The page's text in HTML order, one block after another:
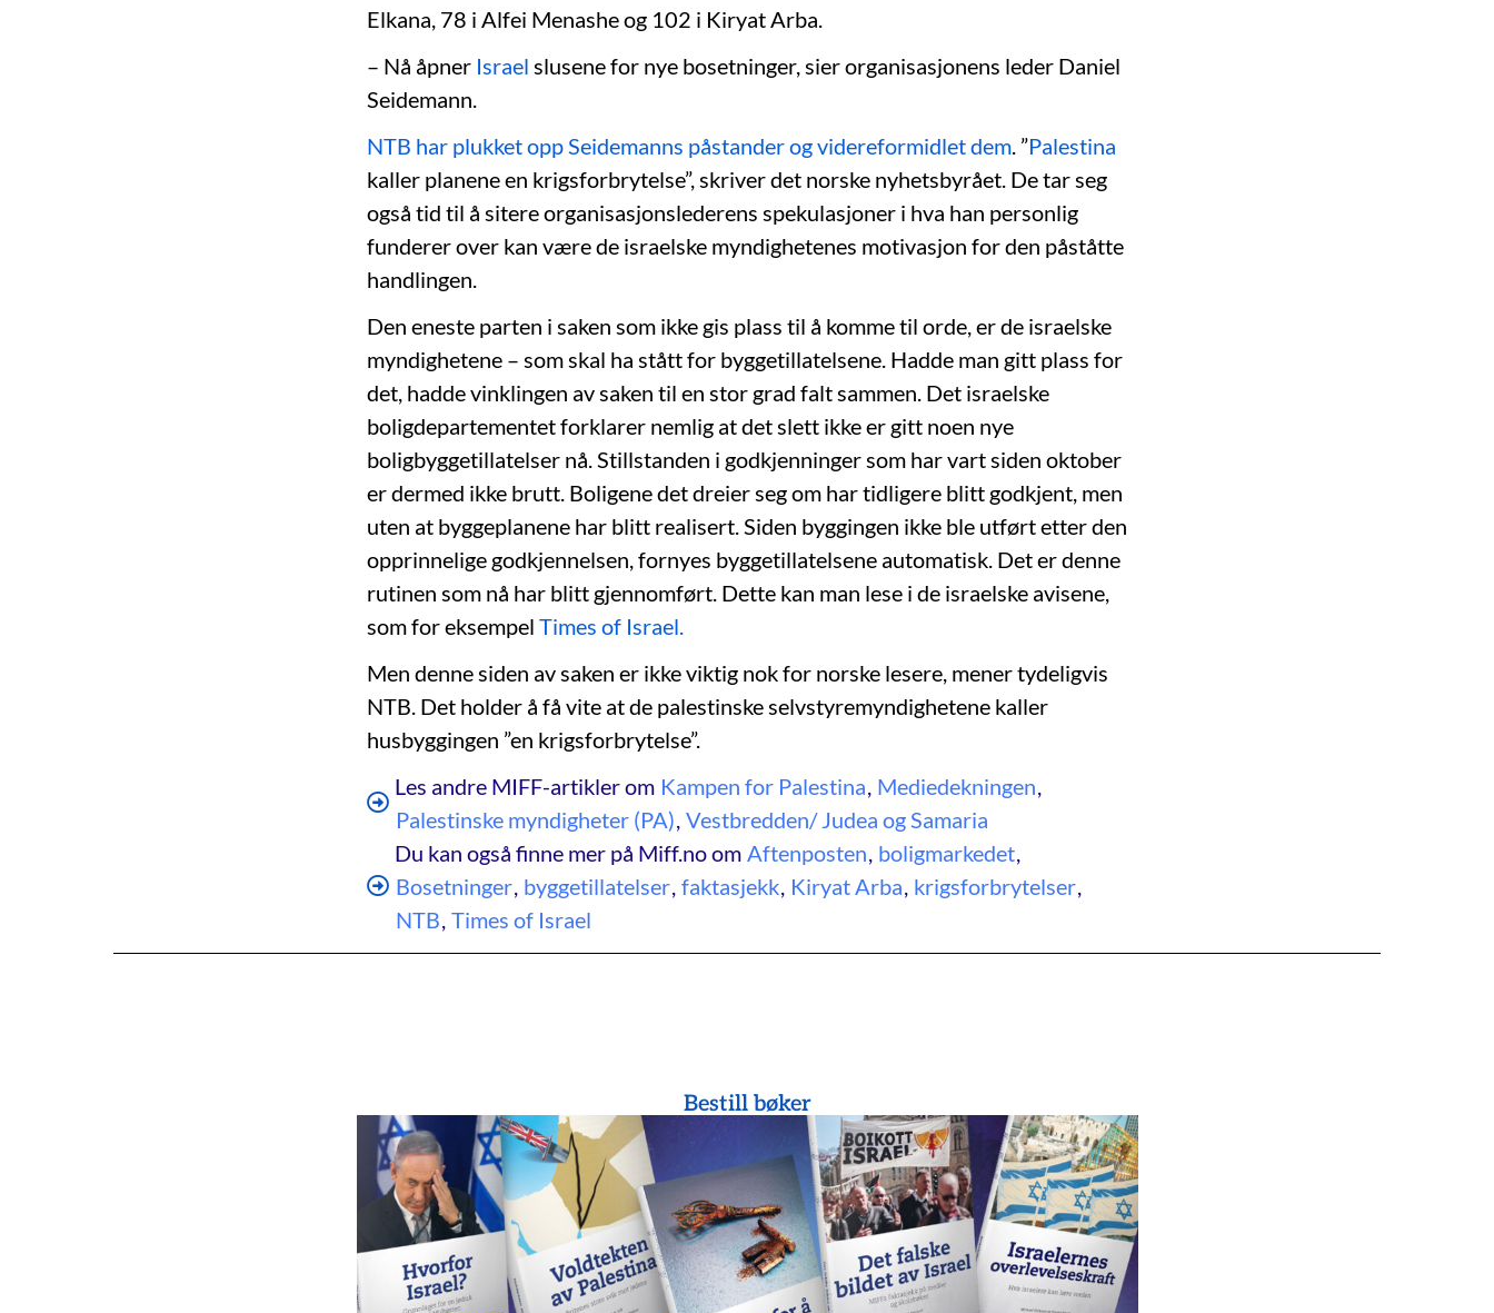
Elkana, 78 i Alfei Menashe og 102 i Kiryat Arba.
– Nå åpner Israel slusene for nye bosetninger, sier organisasjonens leder Daniel
Seidemann.
NTB har plukket opp Seidemanns påstander og videreformidlet dem. ”Palestina
kaller planene en krigsforbrytelse”, skriver det norske nyhetsbyrået. De tar seg
også tid til å sitere organisasjonslederens spekulasjoner i hva han personlig
funderer over kan være de israelske myndighetenes motivasjon for den påståtte
handlingen.
Den eneste parten i saken som ikke gis plass til å komme til orde, er de israelske
myndighetene – som skal ha stått for byggetillatelsene. Hadde man gitt plass for
det, hadde vinklingen av saken til en stor grad falt sammen. Det israelske
boligdepartementet forklarer nemlig at det slett ikke er gitt noen nye
boligbyggetillatelser nå. Stillstanden i godkjenninger som har vart siden oktober
er dermed ikke brutt. Boligene det dreier seg om har tidligere blitt godkjent, men
uten at byggeplanene har blitt realisert. Siden byggingen ikke ble utført etter den
opprinnelige godkjennelsen, fornyes byggetillatelsene automatisk. Det er denne
rutinen som nå har blitt gjennomført. Dette kan man lese i de israelske avisene,
som for eksempel Times of Israel.
Men denne siden av saken er ikke viktig nok for norske lesere, mener tydeligvis
NTB. Det holder å få vite at de palestinske selvstyremyndighetene kaller
husbyggingen ”en krigsforbrytelse”.
Les andre MIFF-artikler om Kampen for Palestina, Mediedekningen,
Palestinske myndigheter (PA), Vestbredden/ Judea og Samaria
Du kan også finne mer på Miff.no om Aftenposten, boligmarkedet,
Bosetninger, byggetillatelser, faktasjekk, Kiryat Arba, krigsforbrytelser,
NTB, Times of Israel
Bestill bøker